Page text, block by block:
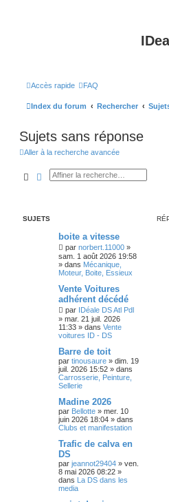
Accès rapide FAQ
Index du forum Rechercher
Sujets sans réponse
Aller à la recherche avancée
Rechercher
Recherche avancée
SUJETS
boite a vitesse
par norbert.11000 »
sam. 1 août 2026 19:58
» dans Mécanique,
Moteur, Boite, Essieux
Vente Voitures
adhérent décédé
par IDéale DS Atl Pdl
» mar. 21 juil. 2026
11:33 » dans Vente
voitures ID - DS
Barre de toit
par tinousaure » dim. 19
juil. 2026 15:52 » dans
Carrosserie, Peinture,
Sellerie
Madine 2026
par Bellotte » mer. 10
juin 2026 18:04 » dans
Clubs et manifestation
Trafic de calva en
DS
par jeannot29404 » ven.
8 mai 2026 08:22 »
dans La DS dans les
media